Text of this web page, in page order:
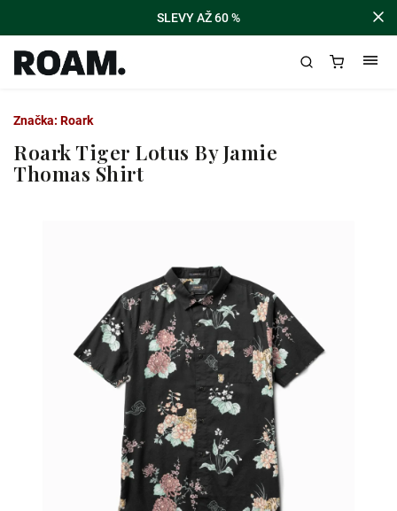
SLEVY AŽ 60 %
Roark Tiger Lotus By Jamie
Thomas Shirt
Značka: Roark